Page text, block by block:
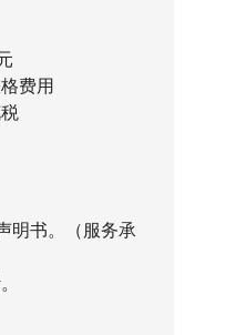
费用
明书。（服务承